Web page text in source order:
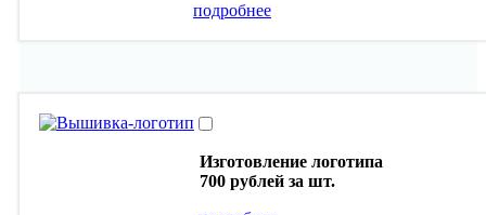
подробнее
Изготовление логотипа
700 рублей за шт.